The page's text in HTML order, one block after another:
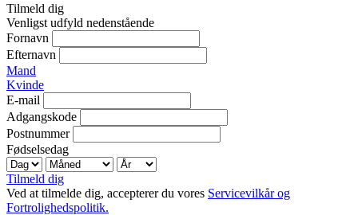
Tilmeld dig
Venligst udfyld nedenstående
Fornavn
Efternavn
Mand
Kvinde
E-mail
Adgangskode
Postnummer
Fødselsedag
Tilmeld dig
Ved at tilmelde dig, accepterer du vores Servicevilkår og
Fortrolighedspolitik.